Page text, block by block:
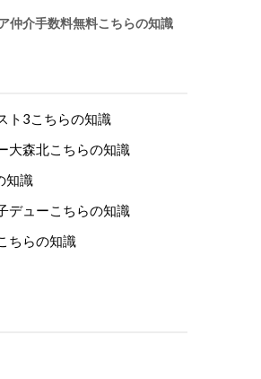
仲介手数料無料こちらの知識
ト3こちらの知識
大森北こちらの知識
知識
デューこちらの知識
ちらの知識